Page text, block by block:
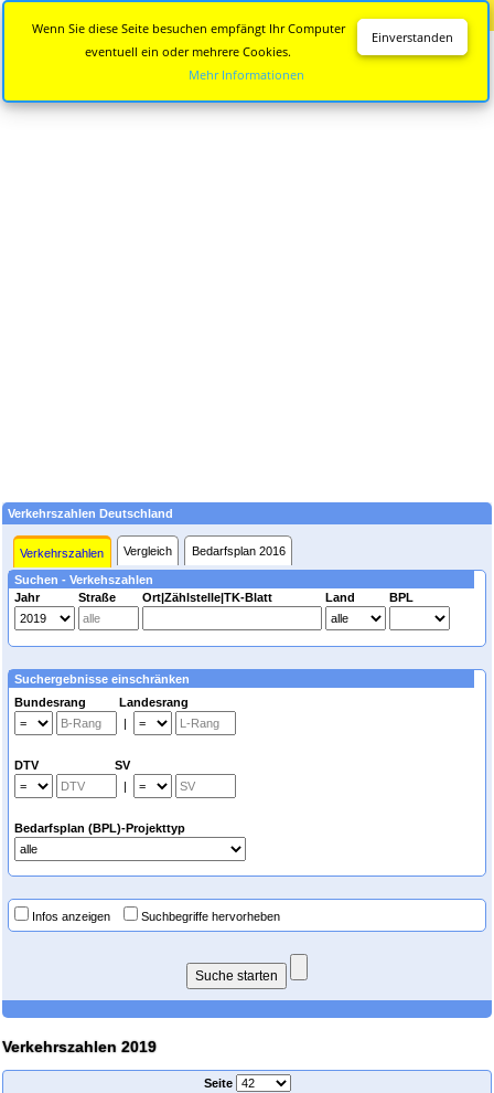
Verkehrszahlen Deutschland
Verkehrszahlen Vergleich Bedarfsplan 2016
Suchen - Verkehszahlen
Jahr
Straße Ort|Zählstelle|TK-Blatt Land BPL
Suchergebnisse einschränken
Bundesrang Landesrang
|
DTV SV
|
Bedarfsplan (BPL)-Projekttyp
Infos anzeigen Suchbegriffe hervorheben
Verkehrszahlen 2019
Seite
Einverstanden
Wenn Sie diese Seite besuchen empfängt Ihr Computer
eventuell ein oder mehrere Cookies.
Mehr Informationen